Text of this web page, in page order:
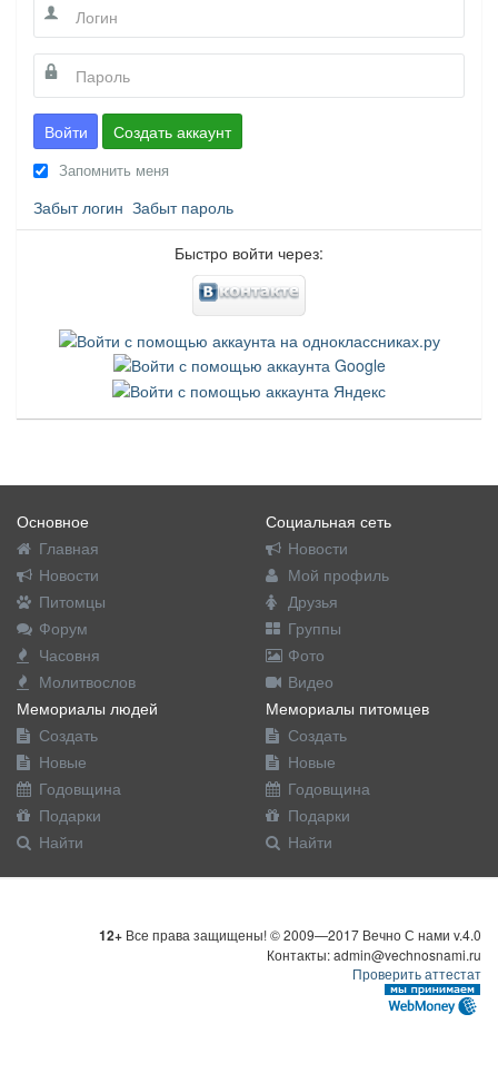
Войти Создать аккаунт
Запомнить меня
Забыт логин Забыт пароль
Быстро войти через:
Основное
Главная
Новости
Питомцы
Форум
Часовня
Молитвослов
Социальная сеть
Новости
Мой профиль
Друзья
Группы
Фото
Видео
Мемориалы людей
Создать
Новые
Годовщина
Подарки
Найти
Мемориалы питомцев
Создать
Новые
Годовщина
Подарки
Найти
12+ Все права защищены! © 2009—2017 Вечно С нами v.4.0
Контакты: admin@vechnosnami.ru
Проверить аттестат